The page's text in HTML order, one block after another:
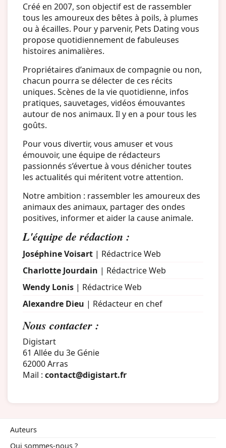
Conso
Créé en 2007, son objectif est de rassembler
tous les amoureux des bêtes à poils, à plumes
ou à écailles. Pour y parvenir, Pets Dating vous
propose quotidiennement de fabuleuses
histoires animalières.
Propriétaires d’animaux de compagnie ou non,
chacun pourra se délecter de ces récits
uniques. Scènes de la vie quotidienne, infos
pratiques, sauvetages, vidéos émouvantes
autour de nos animaux. Il y en a pour tous les
goûts.
Pour vous divertir, vous amuser et vous
émouvoir, une équipe de rédacteurs
passionnés s’évertue à vous dénicher toutes
les actualités qui méritent votre attention.
Notre ambition : rassembler les amoureux des
animaux des animaux, partager des ondes
positives, informer et aider la cause animale.
L'équipe de rédaction :
Joséphine Voisart | Rédactrice Web
Charlotte Jourdain | Rédactrice Web
Wendy Lonis | Rédactrice Web
Alexandre Dieu | Rédacteur en chef
Nous contacter :
Digistart
61 Allée du 3e Génie
62000 Arras
Mail : contact@digistart.fr
Auteurs
Qui sommes-nous ?